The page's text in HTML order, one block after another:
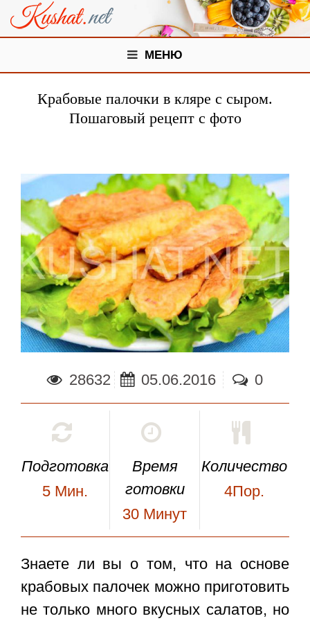
МЕНЮ
Крабовые палочки в кляре с сыром.
Пошаговый рецепт с фото
28632 05.06.2016 0
Подготовка
5 Мин.
Время
готовки
30 Минут
Количество
4Пор.
Знаете ли вы о том, что на основе
крабовых палочек можно приготовить
не только много вкусных салатов, но